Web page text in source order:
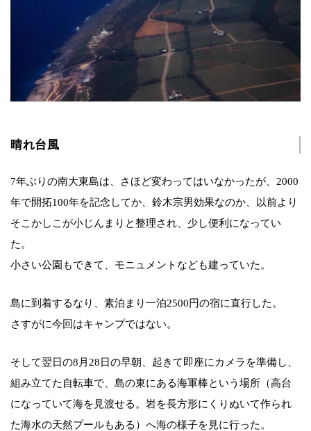
晴れ台風
7年ぶりの南大東島は、さほど変わってはいなかったが、2000
年で開拓100年を記念してか、鈴木宗男効果なのか、以前より
そこかしこが小じんまりと整理され、少し便利になってい
た。
小さい公園もできて、モニュメントなども建っていた。
島に到着するなり、素泊まり一泊2500円の宿に直行した。
さすがに今回はキャンプではない。
そして翌日の8月28日の早朝、起きて即座にカメラを準備し、
組み立てた自転車で、島の東にある海軍棒という場所（高台
になっていて海を見渡せる。岩を長方形にくりぬいて作られ
た海水の天然プールもある）へ海の様子を見に行った。